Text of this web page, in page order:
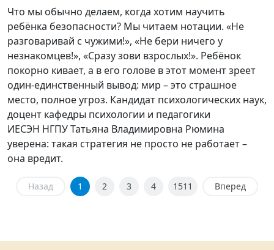
Что мы обычно делаем, когда хотим научить
ребёнка безопасности? Мы читаем нотации. «Не
разговаривай с чужими!», «Не бери ничего у
незнакомцев!», «Сразу зови взрослых!». Ребёнок
покорно кивает, а в его голове в этот момент зреет
один-единственный вывод: мир – это страшное
место, полное угроз. Кандидат психологических наук,
доцент кафедры психологии и педагогики
ИЕСЭН НГПУ Татьяна Владимировна Рюмина
уверена: такая стратегия не просто не работает –
она вредит.
Назад 1 2 3 4 1511 Вперед